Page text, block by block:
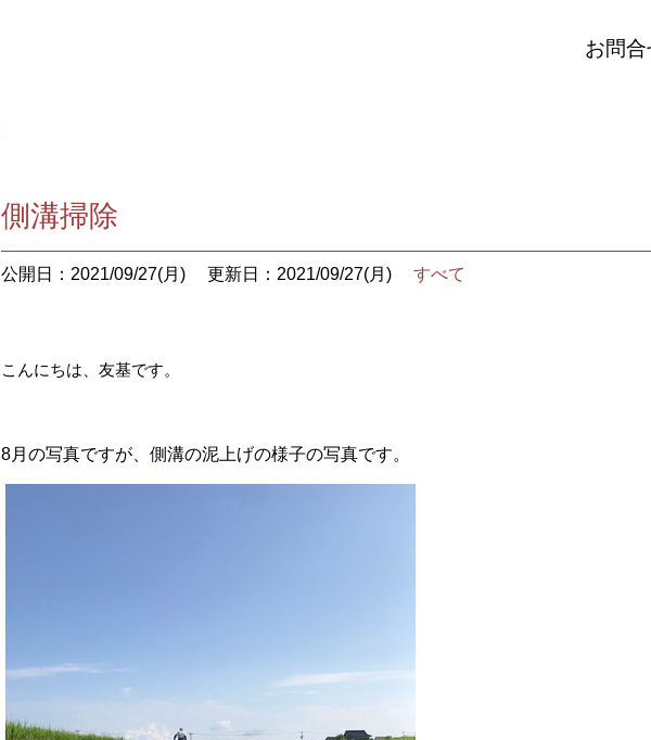
お問合
側溝掃除
公開日：2021/09/27(月) 更新日：2021/09/27(月) すべて
こんにちは、友基です。
8月の写真ですが、側溝の泥上げの様子の写真です。